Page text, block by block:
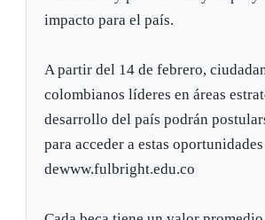
impacto para el país.
A partir del 14 de febrero,
colombianos líderes en áreas
desarrollo del país podrán
para acceder a estas
dewww.fulbright.edu.co